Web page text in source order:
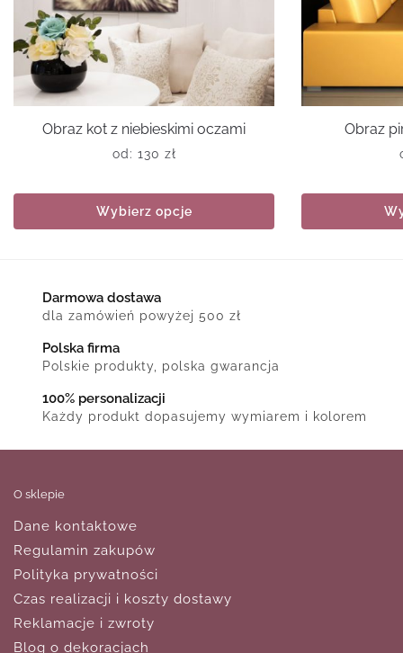
Obraz kot z niebieskimi oczami
od: 130 zł
Wybierz opcje
Obraz
Darmowa dostawa
dla zamówień powyżej 500 zł
Polska firma
Polskie produkty, polska gwarancja
100% personalizacji
Każdy produkt dopasujemy wymiarem i kolorem
O sklepie
Dane kontaktowe
Regulamin zakupów
Polityka prywatności
Czas realizacji i koszty dostawy
Reklamacje i zwroty
Blog o dekoracjach